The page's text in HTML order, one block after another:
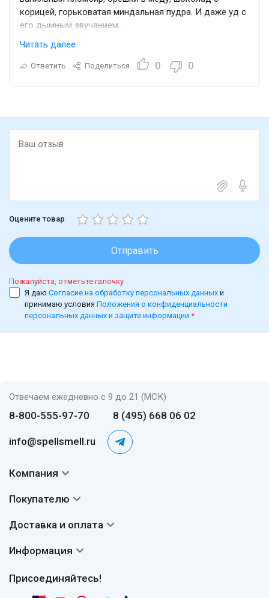
корицей, горьковатая миндальная пудра. И даже уд с
его дымным звучанием.
В шлейфе напоминает крепкий кальян или легкий
запах дорогого табака. А иногда я чувствую запах
дорогой помады или крема. Вот такие интересные
клон, а парфюм в похожем направлении.
Он очень стойкий, для некоторых даже чересчур.
Поэтому будьте осторожны при нанесении, чтобы он
Читать далее
Ответить Поделиться 0 0
Оцените товар
Отправить
Пожалуйста, отметьте галочку
Я даю Согласие на обработку персональных данных и
принимаю условия Положения о конфиденциальности
персональных данных и защите информации *
Отвечаем ежедневно с 9 до 21 (МСК)
8-800-555-97-70 8 (495) 668 06 02
info@spellsmell.ru
Присоединяйтесь!
Компания
Авторы
Сертификаты
Покупателю
Вопросы и ответы
Отзывы
Доставка и оплата
Доставка
Возврат
Информация